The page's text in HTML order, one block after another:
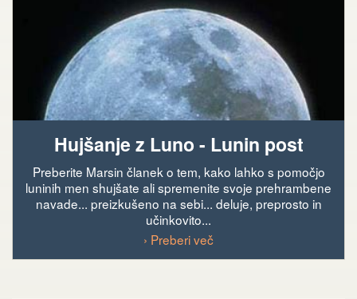
Hujšanje z Luno - Lunin post
Preberite Marsin članek o tem, kako lahko s pomočjo
luninih men shujšate ali spremenite svoje prehrambene
navade... preizkušeno na sebi... deluje, preprosto in
učinkovito...
› Preberi več